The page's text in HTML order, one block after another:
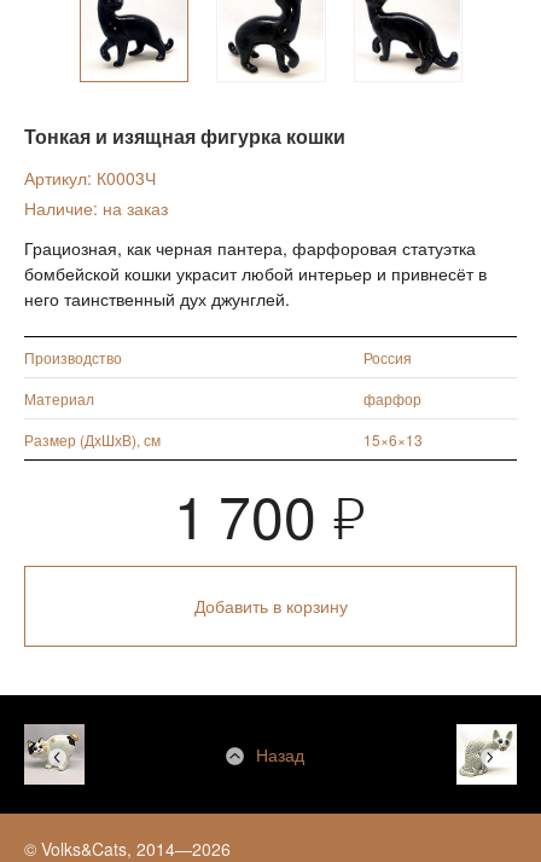
Тонкая и изящная фигурка кошки
Артикул: К0003Ч
Наличие: на заказ
Грациозная, как черная пантера, фарфоровая статуэтка
бомбейской кошки украсит любой интерьер и привнесёт в
него таинственный дух джунглей.
Производство
Россия
Материал
фарфор
Размер (ДхШхВ), см
15×6×13
1 700 Я
Добавить в корзину
Назад
© Volks&Cats, 2014—2026